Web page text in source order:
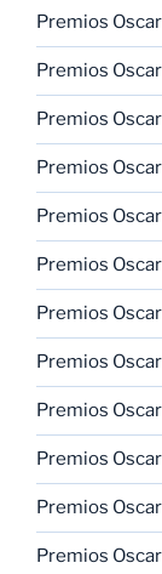
Premios
Premios
Premios
Premios
Premios
Premios
Premios
Premios
Premios
Premios
Premios
Premios